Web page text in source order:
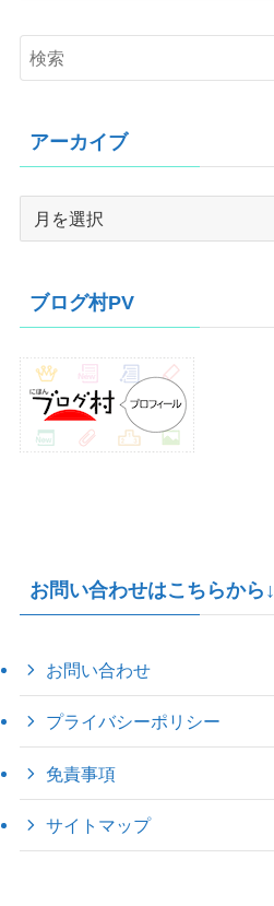
アーカイブ
ブ
ブログ村PV
お問い合わせはこちらから↓
お問い合わせ
プライバシーポリシー
免責事項
サイトマップ